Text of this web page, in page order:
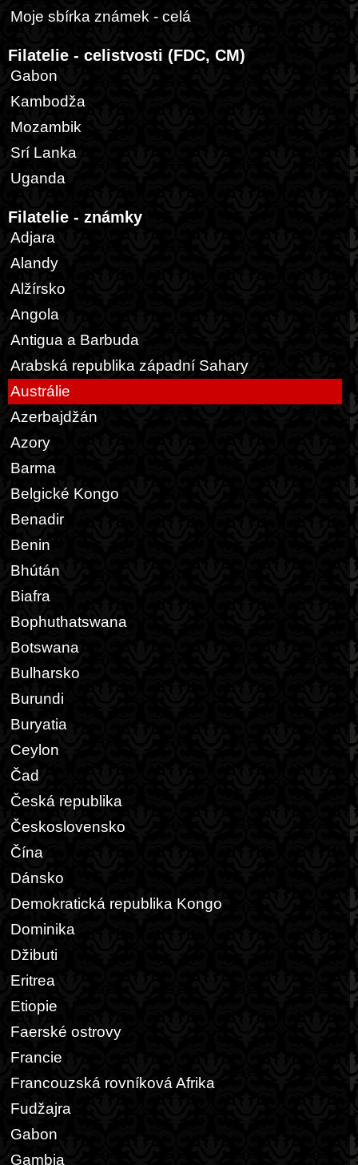
Moje sbírka známek - celá
Filatelie - celistvosti (FDC, CM)
Gabon
Kambodža
Mozambik
Srí Lanka
Uganda
Filatelie - známky
Adjara
Alandy
Alžírsko
Angola
Antigua a Barbuda
Arabská republika západní Sahary
Austrálie
Azerbajdžán
Azory
Barma
Belgické Kongo
Benadir
Benin
Bhútán
Biafra
Bophuthatswana
Botswana
Bulharsko
Burundi
Buryatia
Ceylon
Čad
Česká republika
Československo
Čína
Dánsko
Demokratická republika Kongo
Dominika
Džibuti
Eritrea
Etiopie
Faerské ostrovy
Francie
Francouzská rovníková Afrika
Fudžajra
Gabon
Gambia